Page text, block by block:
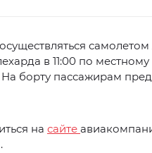
в 11:00 по
На борту пассажирам
на сайте